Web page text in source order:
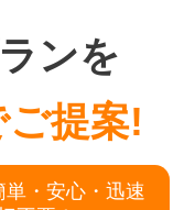
ンを
提案!
・安心・迅速